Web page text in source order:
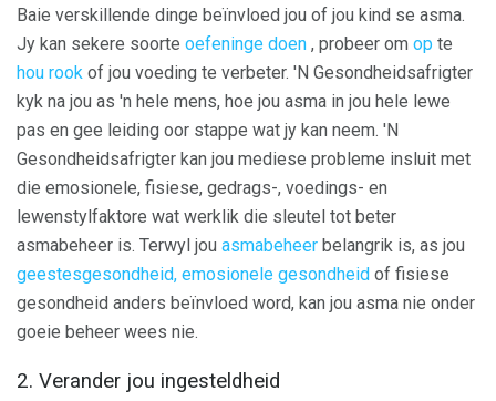
Baie verskillende dinge beïnvloed jou of jou kind se asma.
Jy kan sekere soorte oefeninge doen , probeer om op te
hou rook of jou voeding te verbeter. 'N Gesondheidsafrigter
kyk na jou as 'n hele mens, hoe jou asma in jou hele lewe
pas en gee leiding oor stappe wat jy kan neem. 'N
Gesondheidsafrigter kan jou mediese probleme insluit met
die emosionele, fisiese, gedrags-, voedings- en
lewenstylfaktore wat werklik die sleutel tot beter
asmabeheer is. Terwyl jou asmabeheer belangrik is, as jou
geestesgesondheid, emosionele gesondheid of fisiese
gesondheid anders beïnvloed word, kan jou asma nie onder
goeie beheer wees nie.
2. Verander jou ingesteldheid